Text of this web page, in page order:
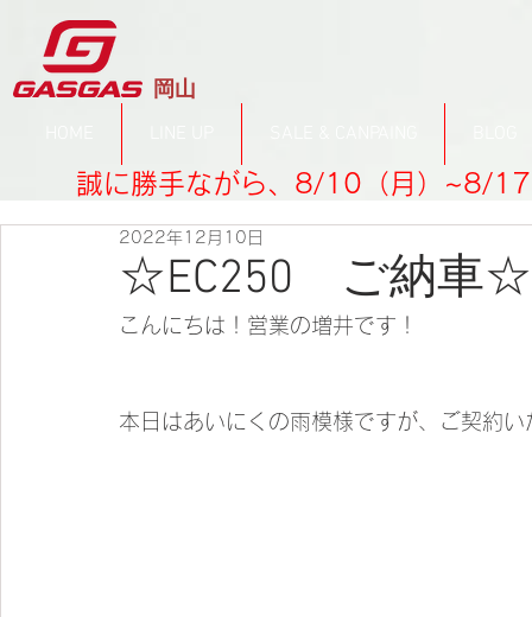
​岡山
誠に勝手ながら、8/10（月）~8/17
☆EC250 ご納車☆
2022年12月10日
こんにちは！営業の増井です！
本日はあいにくの雨模様ですが、ご契約